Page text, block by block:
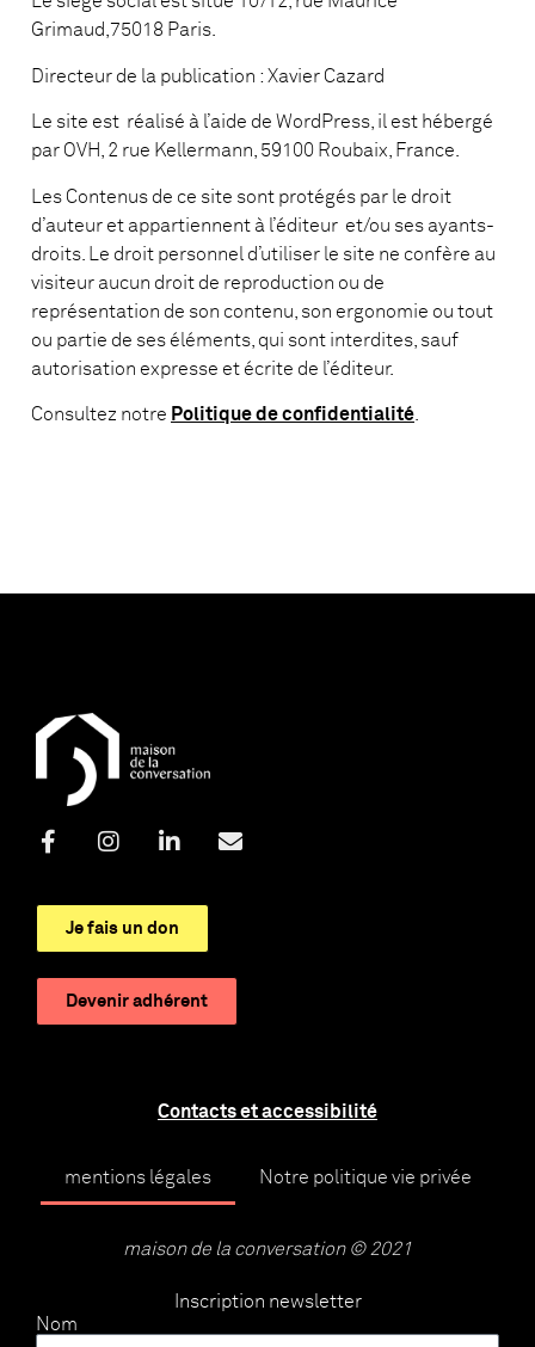
Grimaud,75018 Paris.
Directeur de la publication : Xavier Cazard
Le site est réalisé à l’aide de WordPress, il est hébergé
par OVH, 2 rue Kellermann, 59100 Roubaix, France.
Les Contenus de ce site sont protégés par le droit
d’auteur et appartiennent à l’éditeur et/ou ses ayants-
droits. Le droit personnel d’utiliser le site ne confère au
visiteur aucun droit de reproduction ou de
représentation de son contenu, son ergonomie ou tout
ou partie de ses éléments, qui sont interdites, sauf
autorisation expresse et écrite de l’éditeur.
Consultez notre Politique de confidentialité
Je fais un don
Devenir adhérent
Contacts et accessibilité
mentions légales Notre politique vie privée
maison de la conversation © 2021
Inscription newsletter
Nom